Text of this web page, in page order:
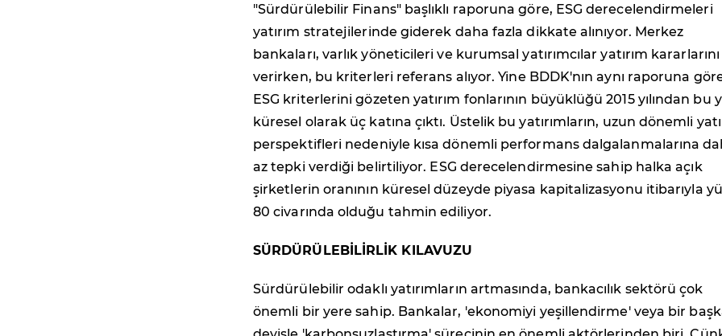
"Sürdürülebilir Finans" başlıklı raporuna göre, ESG derecelendirmeleri
yatırım stratejilerinde giderek daha fazla dikkate alınıyor. Merkez
bankaları, varlık yöneticileri ve kurumsal yatırımcılar yatırım kararlarını
verirken, bu kriterleri referans alıyor. Yine BDDK'nın aynı raporuna
ESG kriterlerini gözeten yatırım fonlarının büyüklüğü 2015 yılından bu
küresel olarak üç katına çıktı. Üstelik bu yatırımların, uzun dönemli
perspektifleri nedeniyle kısa dönemli performans dalgalanmalarına
az tepki verdiği belirtiliyor. ESG derecelendirmesine sahip halka açık
şirketlerin oranının küresel düzeyde piyasa kapitalizasyonu itibarıyla
80 civarında olduğu tahmin ediliyor.
SÜRDÜRÜLEBİLİRLİK KILAVUZU
Sürdürülebilir odaklı yatırımların artmasında, bankacılık sektörü çok
önemli bir yere sahip. Bankalar, 'ekonomiyi yeşillendirme' veya bir